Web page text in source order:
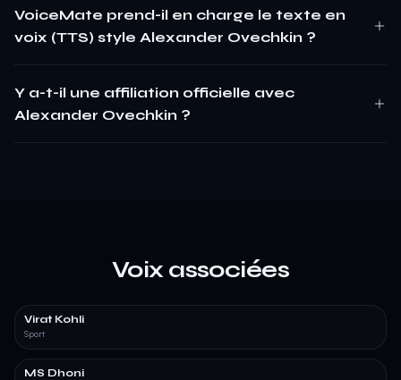
VoiceMate prend-il en charge le texte en
voix (TTS) style Alexander Ovechkin ?
Y a-t-il une affiliation officielle avec
Alexander Ovechkin ?
Voix associées
Virat Kohli
Sport
MS Dhoni